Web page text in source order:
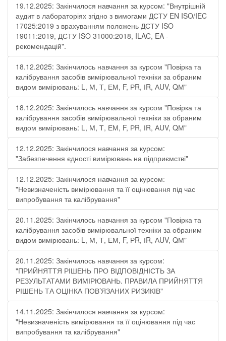
19.12.2025: Закінчилося навчання за курсом: "Внутрішній
аудит в лабораторіях згідно з вимогами ДСТУ EN ISO/IEC
17025:2019 з врахуванням положень ДСТУ ISO
19011:2019, ДСТУ ISO 31000:2018, ILAC, EA -
рекомендацій".
18.12.2025: Закінчилось навчання за курсом "Повірка та
калібрування засобів вимірювальної техніки за обраним
видом вимірювань: L, М, Т, ЕМ, F, РR, ІR, АUV, QМ"
18.12.2025: Закінчилось навчання за курсом "Повірка та
калібрування засобів вимірювальної техніки за обраним
видом вимірювань: L, М, Т, ЕМ, F, РR, ІR, АUV, QМ"
12.12.2025: Закінчилося навчання за курсом:
"Забезпечення єдності вимірювань на підприємстві"
12.12.2025: Закінчилося навчання за курсом:
"Невизначеність вимірювання та її оцінювання під час
випробування та калібрування"
20.11.2025: Закінчилось навчання за курсом "Повірка та
калібрування засобів вимірювальної техніки за обраним
видом вимірювань: L, М, Т, ЕМ, F, РR, ІR, АUV, QМ"
20.11.2025: Закінчилось навчання за курсом:
"ПРИЙНЯТТЯ РІШЕНЬ ПРО ВІДПОВІДНІСТЬ ЗА
РЕЗУЛЬТАТАМИ ВИМІРЮВАНЬ. ПРАВИЛА ПРИЙНЯТТЯ
РІШЕНЬ ТА ОЦІНКА ПОВ’ЯЗАНИХ РИЗИКІВ"
14.11.2025: Закінчилося навчання за курсом:
"Невизначеність вимірювання та її оцінювання під час
випробування та калібрування"